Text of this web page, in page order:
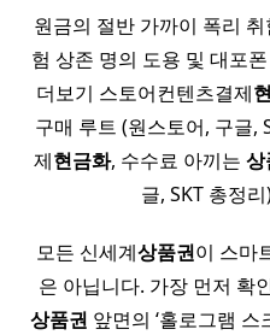
원금의 절반 가까이 폭리
험 상존 명의 도용 및 대포
더보기 스토어컨텐츠결제
구매 루트 (원스토어, 구글,
제현금화, 수수료 아끼는 상
글, SKT 총정
모든 신세계상품권이 스마
은 아닙니다. 가장 먼저 확
상품권 앞면의 ‘홀로그램 스